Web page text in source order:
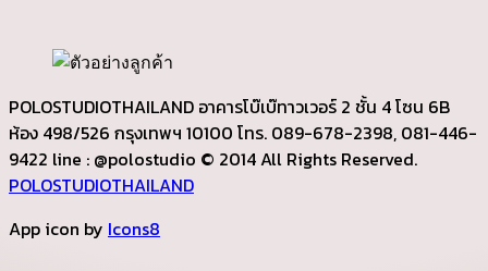
POLOSTUDIOTHAILAND อาคารโบ๊เบ๊ทาวเวอร์ 2 ชั้น 4 โซน 6B
ห้อง 498/526 กรุงเทพฯ 10100 โทร. 089-678-2398, 081-446-
9422 line : @polostudio © 2014 All Rights Reserved.
POLOSTUDIOTHAILAND
App icon by Icons8